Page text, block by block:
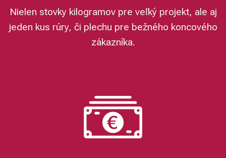
Nielen stovky kilogramov pre veľký projekt, ale aj
jeden kus rúry, či plechu pre bežného koncového
zákazníka.